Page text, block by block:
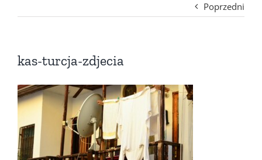
Poprzedni
kas-turcja-zdjecia